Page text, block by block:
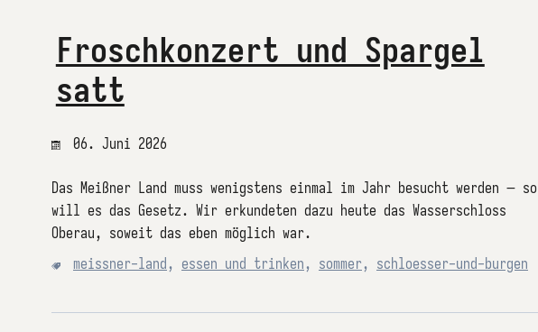
Froschkonzert und Spargel
satt
06. Juni 2026
Das Meißner Land muss wenigstens einmal im Jahr besucht werden – so
will es das Gesetz. Wir erkundeten dazu heute das Wasserschloss
Oberau, soweit das eben möglich war.
meissner-land, essen und trinken, sommer, schloesser-und-burgen